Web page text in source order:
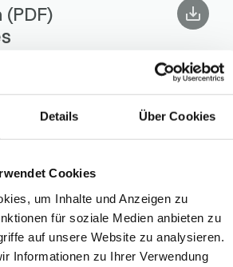
Details Über Cookies
Cookies
um Inhalte und Anzeigen zu
für soziale Medien anbieten zu
auf unsere Website zu analysieren.
Informationen zu Ihrer Verwendung
(PDF)